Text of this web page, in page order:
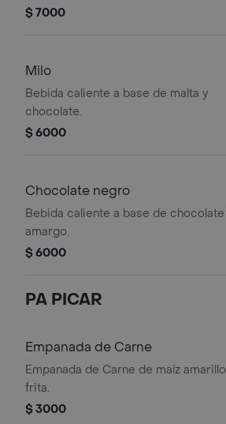
$ 7000
Milo
Bebida caliente a base de malta y
chocolate.
$ 6000
Chocolate negro
Bebida caliente a base de chocolate
amargo.
$ 6000
PA PICAR
Empanada de Carne
Empanada de Carne de maíz amarillo
frita.
$ 3000